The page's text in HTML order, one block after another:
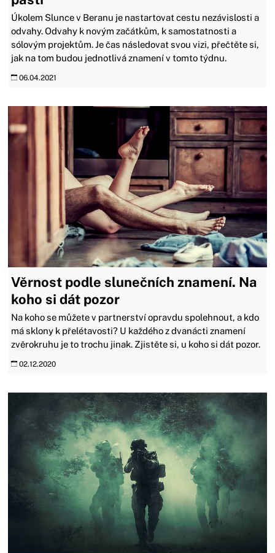
Úkolem Slunce v Beranu je nastartovat cestu nezávislosti a
odvahy. Odvahy k novým začátkům, k samostatnosti a
sólovým projektům. Je čas následovat svou vizi, přečtěte si,
jak na tom budou jednotlivá znamení v tomto týdnu.
06.04.2021
Věrnost podle slunečních znamení. Na
koho si dát pozor
Na koho se můžete v partnerství opravdu spolehnout, a kdo
má sklony k přelétavosti? U každého z dvanácti znamení
zvěrokruhu je to trochu jinak. Zjistěte si, u koho si dát pozor.
02.12.2020